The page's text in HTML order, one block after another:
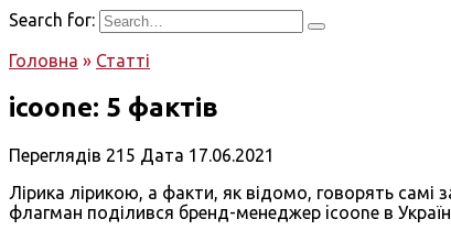
Search for:
Головна » Статті
icoone: 5 фактів
Переглядів 215 Дата 17.06.2021
Лірика лірикою, а факти, як відомо, говорять самі
флагман поділився бренд-менеджер icoone в